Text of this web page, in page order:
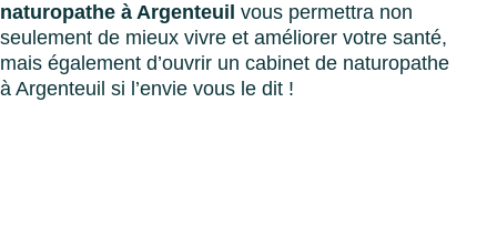
naturopathe à Argenteuil vous permettra non
seulement de mieux vivre et améliorer votre santé,
mais également d’ouvrir un cabinet de naturopathe
à Argenteuil si l’envie vous le dit !